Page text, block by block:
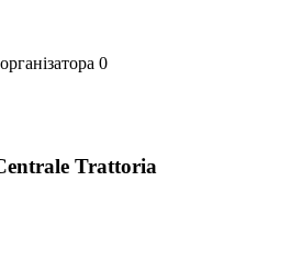
0
Trattoria